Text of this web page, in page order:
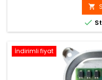


İndirimli fiyat